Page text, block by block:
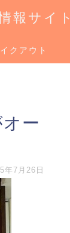
報サイト
クアウト
ー
7月26日